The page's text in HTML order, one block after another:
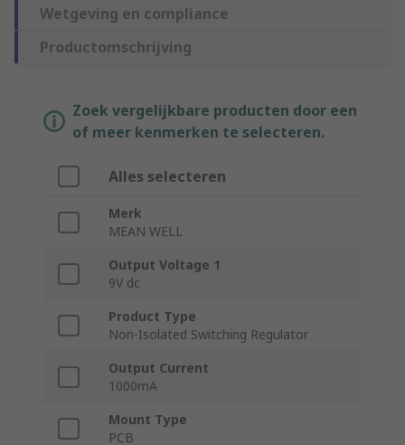
Wetgeving en compliance
Productomschrijving
Zoek vergelijkbare producten door een
of meer kenmerken te selecteren.
Alles selecteren
Merk
MEAN WELL
Output Voltage 1
9V dc
Product Type
Non-Isolated Switching Regulator
Output Current
1000mA
Mount Type
PCB